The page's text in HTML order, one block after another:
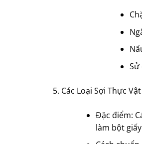
Các Loại Sợi Thực
Đặc điểm:
làm bột